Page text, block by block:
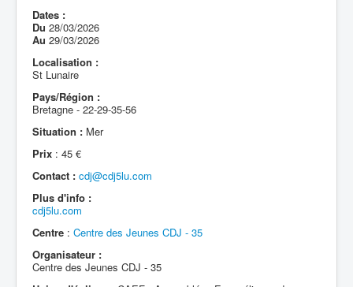
Dates :
Du 28/03/2026
Au 29/03/2026
Localisation :
St Lunaire
Pays/Région :
Bretagne - 22-29-35-56
Situation : Mer
Prix : 45 €
Contact : cdj@cdj5lu.com
Plus d'info :
cdj5lu.com
Centre : Centre des Jeunes CDJ - 35
Organisateur :
Centre des Jeunes CDJ - 35